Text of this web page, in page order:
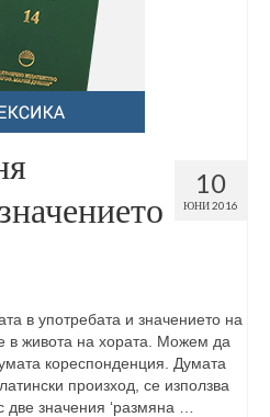
10
ЮНИ 2016
в употребата и значението на
в живота на хората. Можем да
кореспонденция. Думата
произход, се използва
значения ‘размяна …